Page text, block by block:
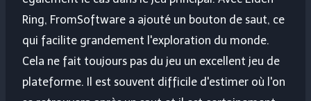
Ring, FromSoftware a ajouté un bouton de saut, ce
qui facilite grandement l'exploration du monde.
Cela ne fait toujours pas du jeu un excellent jeu de
plateforme. Il est souvent difficile d'estimer où l'on